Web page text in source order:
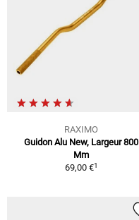
RAXIMO
Guidon Alu New, Largeur 800
Mm
69,00 €1